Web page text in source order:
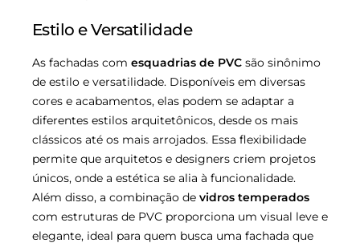
Estilo e Versatilidade
As fachadas com esquadrias de PVC são sinônimo
de estilo e versatilidade. Disponíveis em diversas
cores e acabamentos, elas podem se adaptar a
diferentes estilos arquitetônicos, desde os mais
clássicos até os mais arrojados. Essa flexibilidade
permite que arquitetos e designers criem projetos
únicos, onde a estética se alia à funcionalidade.
Além disso, a combinação de vidros temperados
com estruturas de PVC proporciona um visual leve e
elegante, ideal para quem busca uma fachada que